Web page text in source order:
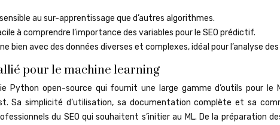
sensible au sur-apprentissage que d’autres algorithmes.
à comprendre l’importance des variables pour le SEO prédictif.
bien avec des données diverses et complexes, idéal pour l’analyse
pour le machine learning
Python open-source qui fournit une large gamme d’outils pour le
Sa simplicité d’utilisation, sa documentation complète et sa
du SEO qui souhaitent s’initier au ML. De la préparation